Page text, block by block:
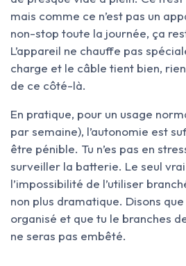
mais comme ce n’est pas un
non-stop toute la journée, ça
L’appareil ne chauffe pas
charge et le câble tient bien,
de ce côté-là.
En pratique, pour un usage
par semaine), l’autonomie est
être pénible. Tu n’es pas en
surveiller la batterie. Le seul vrai
l’impossibilité de l’utiliser
non plus dramatique. Disons
organisé et que tu le branches
ne seras pas embêté.